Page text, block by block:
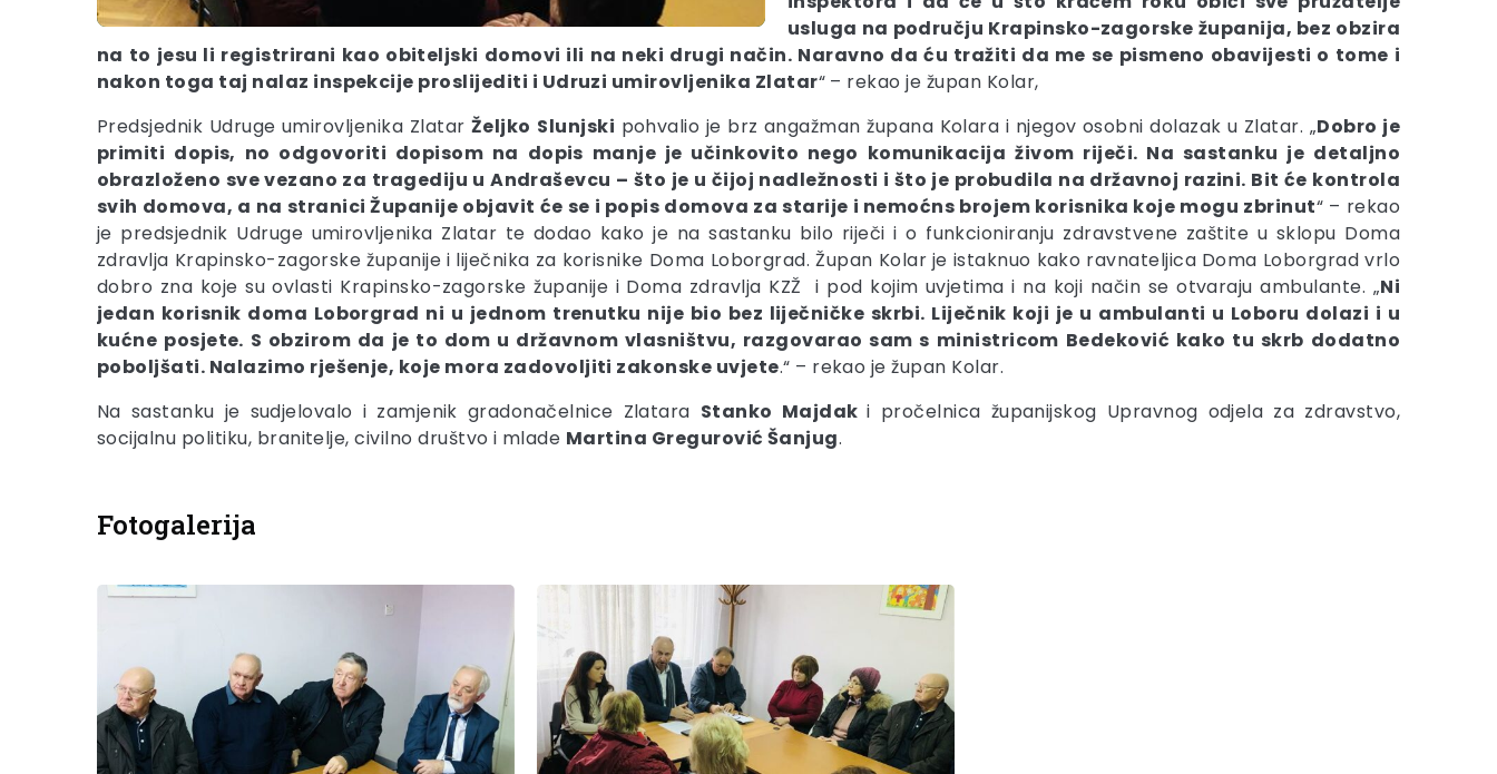
usluga na području Krapinsko-zagorske županija, bez obzira
na to jesu li registrirani kao obiteljski domovi ili na neki drugi način. Naravno da ću tražiti da me se pismeno obavijesti o tome i
nakon toga taj nalaz inspekcije proslijediti i Udruzi umirovljenika Zlatar“ – rekao je župan Kolar,
Predsjednik Udruge umirovljenika Zlatar Željko Slunjski pohvalio je brz angažman župana Kolara i njegov osobni dolazak u Zlatar. „Dobro je
primiti dopis, no odgovoriti dopisom na dopis manje je učinkovito nego komunikacija živom riječi. Na sastanku je detaljno
obrazloženo sve vezano za tragediju u Andraševcu – što je u čijoj nadležnosti i što je probudila na državnoj razini. Bit će kontrola
svih domova, a na stranici Županije objavit će se i popis domova za starije i nemoćns brojem korisnika koje mogu zbrinut“ – rekao
je predsjednik Udruge umirovljenika Zlatar te dodao kako je na sastanku bilo riječi i o funkcioniranju zdravstvene zaštite u sklopu Doma
zdravlja Krapinsko-zagorske županije i liječnika za korisnike Doma Loborgrad. Župan Kolar je istaknuo kako ravnateljica Doma Loborgrad vrlo
dobro zna koje su ovlasti Krapinsko-zagorske županije i Doma zdravlja KZŽ i pod kojim uvjetima i na koji način se otvaraju ambulante. „Ni
jedan korisnik doma Loborgrad ni u jednom trenutku nije bio bez liječničke skrbi. Liječnik koji je u ambulanti u Loboru dolazi i u
kućne posjete. S obzirom da je to dom u državnom vlasništvu, razgovarao sam s ministricom Bedeković kako tu skrb dodatno
poboljšati. Nalazimo rješenje, koje mora zadovoljiti zakonske uvjete.“ – rekao je župan Kolar.
Na sastanku je sudjelovalo i zamjenik gradonačelnice Zlatara Stanko Majdaki pročelnica županijskog Upravnog odjela za zdravstvo,
socijalnu politiku, branitelje, civilno društvo i mlade Martina Gregurović Šanjug.
Fotogalerija